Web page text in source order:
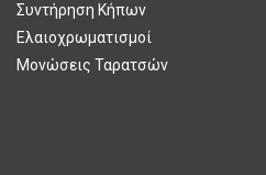
Συντήρηση Κήπων
Ελαιοχρωματισμοί
Μονώσεις Ταρατσών